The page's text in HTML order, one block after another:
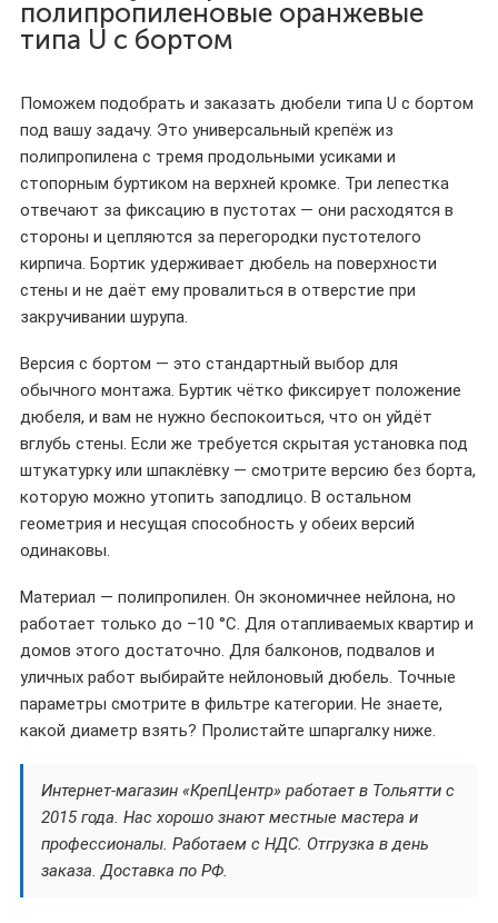
полипропиленовые оранжевые
типа U с бортом
Поможем подобрать и заказать дюбели типа U с бортом
под вашу задачу. Это универсальный крепёж из
полипропилена с тремя продольными усиками и
стопорным буртиком на верхней кромке. Три лепестка
отвечают за фиксацию в пустотах — они расходятся в
стороны и цепляются за перегородки пустотелого
кирпича. Бортик удерживает дюбель на поверхности
стены и не даёт ему провалиться в отверстие при
закручивании шурупа.
Версия с бортом — это стандартный выбор для
обычного монтажа. Буртик чётко фиксирует положение
дюбеля, и вам не нужно беспокоиться, что он уйдёт
вглубь стены. Если же требуется скрытая установка под
штукатурку или шпаклёвку — смотрите версию без борта,
которую можно утопить заподлицо. В остальном
геометрия и несущая способность у обеих версий
одинаковы.
Материал — полипропилен. Он экономичнее нейлона, но
работает только до –10 °C. Для отапливаемых квартир и
домов этого достаточно. Для балконов, подвалов и
уличных работ выбирайте нейлоновый дюбель. Точные
параметры смотрите в фильтре категории. Не знаете,
какой диаметр взять? Пролистайте шпаргалку ниже.
Интернет-магазин «КрепЦентр» работает в Тольятти с
2015 года. Нас хорошо знают местные мастера и
профессионалы. Работаем с НДС. Отгрузка в день
заказа. Доставка по РФ.